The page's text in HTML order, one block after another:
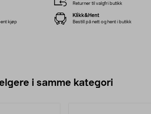
Returner til valgfri butikk
kjøp
Klikk&Hent
Bestill på nett og hent i butikk
i samme kategori